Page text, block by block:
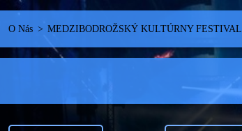
O Nás > MEDZIBODROŽSKÝ KULTÚRNY FESTIVAL